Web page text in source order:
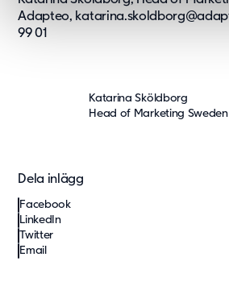
Adapteo,
99 01
Katarina Sköldborg
Head of Marketing Sweden
Dela inlägg
Facebook
LinkedIn
Twitter
Email